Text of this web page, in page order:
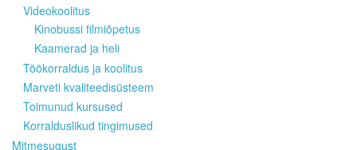
Videokoolitus
Kinobussi filmiõpetus
Kaamerad ja heli
Töökorraldus ja koolitus
Marveti kvaliteedisüsteem
Toimunud kursused
Korralduslikud tingimused
Mitmesugust